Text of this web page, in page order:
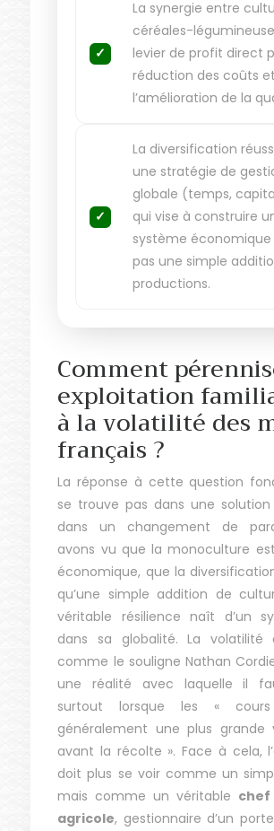
La synergie entre
céréales-
levier de profit direct
réduction des coûts et
l’amélioration de la
La diversification
une stratégie de
globale (temps,
qui vise à construire
système économique
pas une simple
productions.
Comment
exploitation
à la volatilité des
français ?
La réponse à cette question
se trouve pas dans une
dans un changement de
avons vu que la monoculture
économique, que la
qu’une simple addition de
véritable résilience naît d’un
dans sa globalité. La volatilité
comme le souligne Nathan
une réalité avec laquelle il
surtout lorsque les « cours
généralement une plus grande
avant la récolte ». Face à cela,
doit plus se voir comme un
mais comme un véritable chef
agricole, gestionnaire d’un